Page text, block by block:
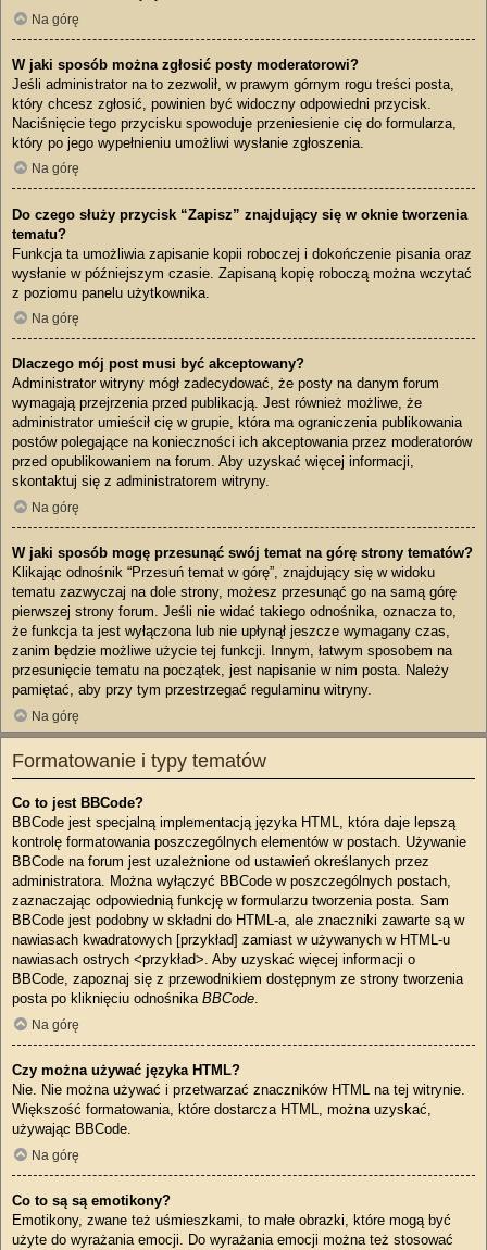
Na górę
W jaki sposób można zgłosić posty moderatorowi?
Jeśli administrator na to zezwolił, w prawym górnym rogu treści posta,
który chcesz zgłosić, powinien być widoczny odpowiedni przycisk.
Naciśnięcie tego przycisku spowoduje przeniesienie cię do formularza,
który po jego wypełnieniu umożliwi wysłanie zgłoszenia.
Na górę
Do czego służy przycisk “Zapisz” znajdujący się w oknie tworzenia
tematu?
Funkcja ta umożliwia zapisanie kopii roboczej i dokończenie pisania oraz
wysłanie w późniejszym czasie. Zapisaną kopię roboczą można wczytać
z poziomu panelu użytkownika.
Na górę
Dlaczego mój post musi być akceptowany?
Administrator witryny mógł zadecydować, że posty na danym forum
wymagają przejrzenia przed publikacją. Jest również możliwe, że
administrator umieścił cię w grupie, która ma ograniczenia publikowania
postów polegające na konieczności ich akceptowania przez moderatorów
przed opublikowaniem na forum. Aby uzyskać więcej informacji,
skontaktuj się z administratorem witryny.
Na górę
W jaki sposób mogę przesunąć swój temat na górę strony tematów?
Klikając odnośnik “Przesuń temat w górę”, znajdujący się w widoku
tematu zazwyczaj na dole strony, możesz przesunąć go na samą górę
pierwszej strony forum. Jeśli nie widać takiego odnośnika, oznacza to,
że funkcja ta jest wyłączona lub nie upłynął jeszcze wymagany czas,
zanim będzie możliwe użycie tej funkcji. Innym, łatwym sposobem na
przesunięcie tematu na początek, jest napisanie w nim posta. Należy
pamiętać, aby przy tym przestrzegać regulaminu witryny.
Na górę
Formatowanie i typy tematów
Co to jest BBCode?
BBCode jest specjalną implementacją języka HTML, która daje lepszą
kontrolę formatowania poszczególnych elementów w postach. Używanie
BBCode na forum jest uzależnione od ustawień określanych przez
administratora. Można wyłączyć BBCode w poszczególnych postach,
zaznaczając odpowiednią funkcję w formularzu tworzenia posta. Sam
BBCode jest podobny w składni do HTML-a, ale znaczniki zawarte są w
nawiasach kwadratowych [przykład] zamiast w używanych w HTML-u
nawiasach ostrych <przykład>. Aby uzyskać więcej informacji o
BBCode, zapoznaj się z przewodnikiem dostępnym ze strony tworzenia
posta po kliknięciu odnośnika BBCode.
Na górę
Czy można używać języka HTML?
Nie. Nie można używać i przetwarzać znaczników HTML na tej witrynie.
Większość formatowania, które dostarcza HTML, można uzyskać,
używając BBCode.
Na górę
Co to są są emotikony?
Emotikony, zwane też uśmieszkami, to małe obrazki, które mogą być
użyte do wyrażania emocji. Do wyrażania emocji można też stosować